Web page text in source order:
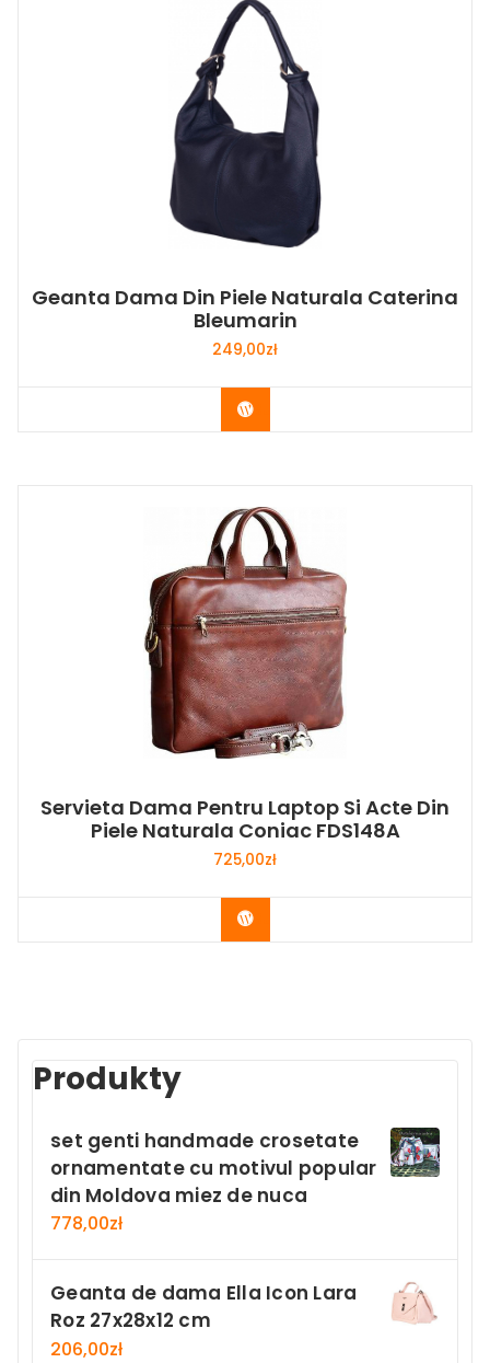
Geanta Dama Din Piele Naturala Caterina
Bleumarin
249,00zł
Buy Now
Servieta Dama Pentru Laptop Si Acte Din
Piele Naturala Coniac FDS148A
725,00zł
Buy Now
Produkty
set genti handmade crosetate
ornamentate cu motivul popular
din Moldova miez de nuca
778,00zł
Geanta de dama Ella Icon Lara
Roz 27x28x12 cm
206,00zł